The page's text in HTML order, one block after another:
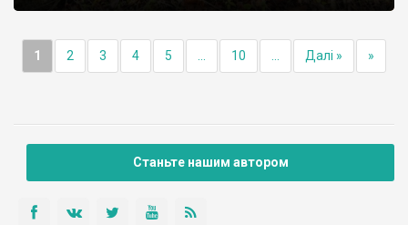
1 2 3 4 5 10 Далі » »
Станьте нашим автором